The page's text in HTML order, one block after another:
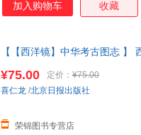
加入购物车 收藏
【【西洋镜】中华考古图志 】
正版图书 请放心下单，本店所
¥75.00 定价： ¥75.00
荣锦图书专营店
喜仁龙 /北京日报出版社